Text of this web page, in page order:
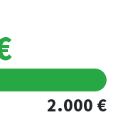
2.000 €